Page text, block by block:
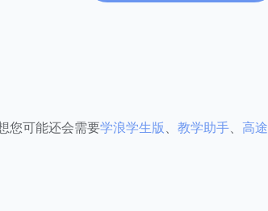
您可能还会需要学浪学生版 教学助手 高途